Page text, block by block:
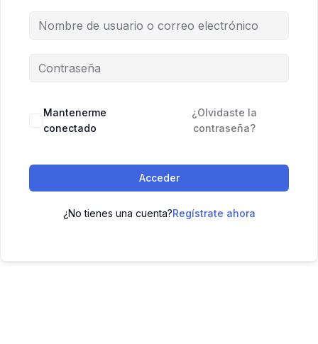
Mantenerme
conectado
¿Olvidaste la
contraseña?
Acceder
¿No tienes una cuenta?Regístrate ahora